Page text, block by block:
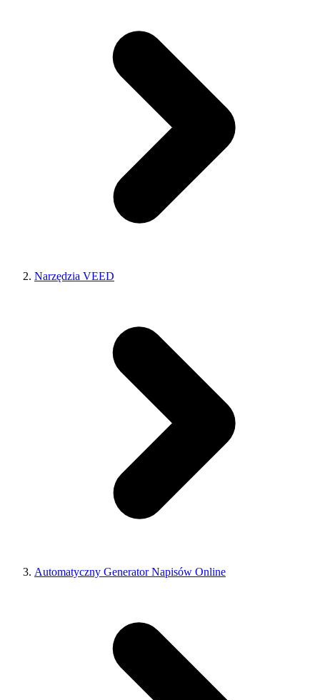
Narzędzia VEED
Automatyczny Generator Napisów Online